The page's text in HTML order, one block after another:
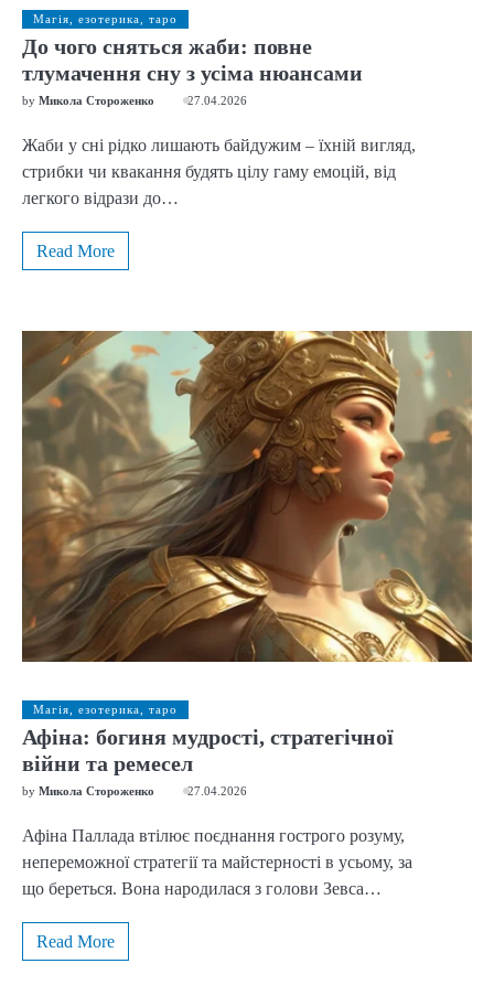
Магія, езотерика, таро
До чого сняться жаби: повне
тлумачення сну з усіма нюансами
by Микола Стороженко 27.04.2026
Жаби у сні рідко лишають байдужим – їхній вигляд,
стрибки чи квакання будять цілу гаму емоцій, від
легкого відрази до…
Read More
Магія, езотерика, таро
Афіна: богиня мудрості, стратегічної
війни та ремесел
by Микола Стороженко 27.04.2026
Афіна Паллада втілює поєднання гострого розуму,
непереможної стратегії та майстерності в усьому, за
що береться. Вона народилася з голови Зевса…
Read More